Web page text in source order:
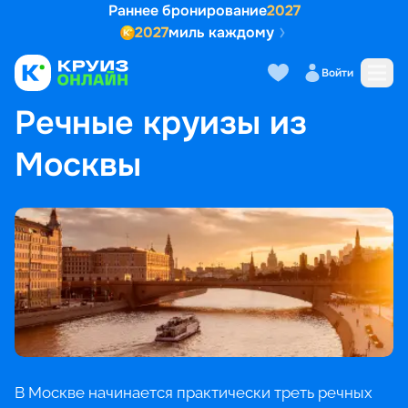
Раннее бронирование2027
2027миль каждому
Войти
ГЛАВНАЯ • ПОПУЛЯРНЫЕ НАПРАВЛЕНИЯ
РЕЧНЫЕ КРУИЗЫ ИЗ МОСКВЫ
Речные круизы из
Москвы
В Москве начинается практически треть речных